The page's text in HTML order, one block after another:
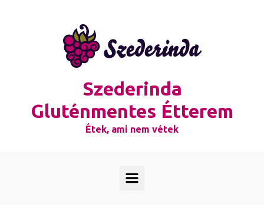
Szederinda
Gluténmentes Étterem
Étek, ami nem vétek